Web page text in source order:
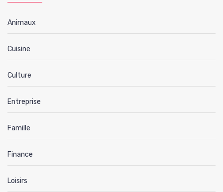
Animaux
Cuisine
Culture
Entreprise
Famille
Finance
Loisirs